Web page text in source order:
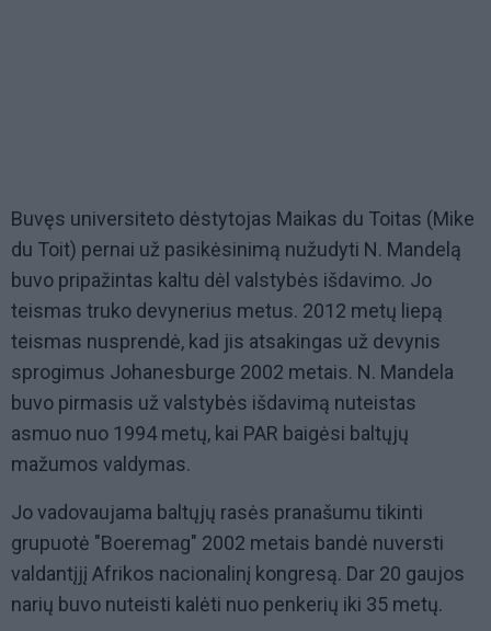
Buvęs universiteto dėstytojas Maikas du Toitas (Mike
du Toit) pernai už pasikėsinimą nužudyti N. Mandelą
buvo pripažintas kaltu dėl valstybės išdavimo. Jo
teismas truko devynerius metus. 2012 metų liepą
teismas nusprendė, kad jis atsakingas už devynis
sprogimus Johanesburge 2002 metais. N. Mandela
buvo pirmasis už valstybės išdavimą nuteistas
asmuo nuo 1994 metų, kai PAR baigėsi baltųjų
mažumos valdymas.
Jo vadovaujama baltųjų rasės pranašumu tikinti
grupuotė "Boeremag" 2002 metais bandė nuversti
valdantįjį Afrikos nacionalinį kongresą. Dar 20 gaujos
narių buvo nuteisti kalėti nuo penkerių iki 35 metų.